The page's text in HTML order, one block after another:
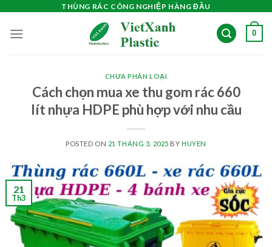
content
THÙNG RÁC CÔNG NGHIỆP HÀNG ĐẦU
0
CHƯA PHÂN LOẠI
Cách chọn mua xe thu gom rác 660
lít nhựa HDPE phù hợp với nhu cầu
POSTED ON 21 THÁNG 3, 2025 BY HUYEN
21
Th3